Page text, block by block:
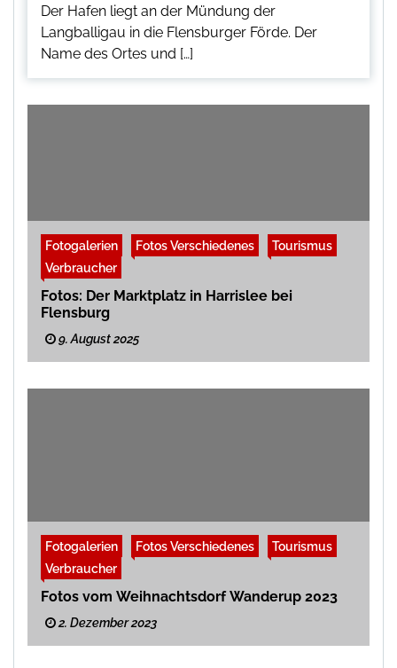
Der Hafen liegt an der Mündung der
Langballigau in die Flensburger Förde. Der
Name des Ortes und […]
Fotogalerien Fotos Verschiedenes
Tourismus
Verbraucher
Fotos: Der Marktplatz in Harrislee bei
Flensburg
9. August 2025
Fotogalerien Fotos Verschiedenes
Tourismus
Verbraucher
Fotos vom Weihnachtsdorf Wanderup 2023
2. Dezember 2023